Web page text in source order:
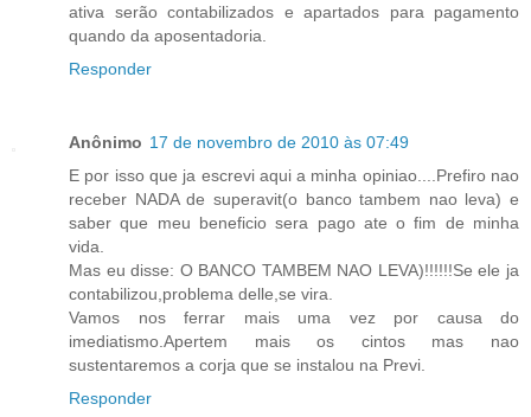
ativa serão contabilizados e apartados para pagamento
quando da aposentadoria.
Responder
Anônimo 17 de novembro de 2010 às 07:49
E por isso que ja escrevi aqui a minha opiniao....Prefiro nao
receber NADA de superavit(o banco tambem nao leva) e
saber que meu beneficio sera pago ate o fim de minha
vida.
Mas eu disse: O BANCO TAMBEM NAO LEVA)!!!!!!Se ele ja
contabilizou,problema delle,se vira.
Vamos nos ferrar mais uma vez por causa do
imediatismo.Apertem mais os cintos mas nao
sustentaremos a corja que se instalou na Previ.
Responder